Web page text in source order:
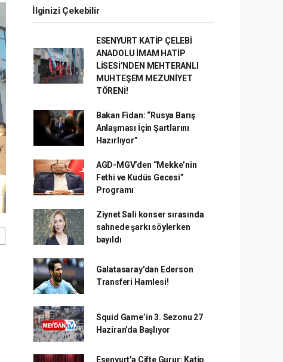
İlginizi Çekebilir
ESENYURT KATİP ÇELEBİ
ANADOLU İMAM HATİP
LİSESİ’NDEN MEHTERANLI
MUHTEŞEM MEZUNİYET
TÖRENİ!
Bakan Fidan: “Rusya Barış
Anlaşması İçin Şartlarını
Hazırlıyor”
AGD-MGV’den “Mekke’nin
Fethi ve Kudüs Gecesi”
Programı
Ziynet Sali konser sırasında
sahnede şarkı söylerken
bayıldı
Galatasaray'dan Ederson
Transferi Hamlesi!
Squid Game’in 3. Sezonu 27
Haziran’da Başlıyor
Esenyurt'a Çifte Gurur: Katip